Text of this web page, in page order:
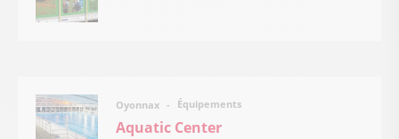
Oyonnax Équipements
Aquatic Center